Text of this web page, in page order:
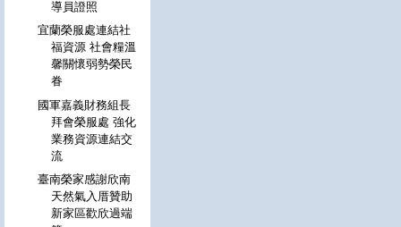
導員證照
宜蘭榮服處連結社
福資源 社會糧溫
馨關懷弱勢榮民
眷
國軍嘉義財務組長
拜會榮服處 強化
業務資源連結交
流
臺南榮家感謝欣南
天然氣入厝贊助
新家區歡欣過端